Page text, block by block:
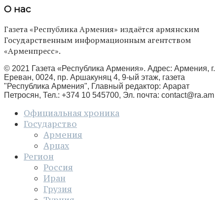
О нас
Газета «Республика Армения» издаётся армянским
Государственным информационным агентством
«Арменпресс».
© 2021 Газета «Республика Армения». Адрес: Армения, г.
Ереван, 0024, пр. Аршакуняц 4, 9-ый этаж, газета
"Республика Армения", Главный редактор: Арарат
Петросян, Тел.: +374 10 545700, Эл. почта: contact@ra.am
Официальная хроника
Государство
Армения
Арцах
Регион
Россия
Иран
Грузия